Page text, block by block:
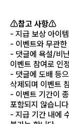
⚠참고 사항⚠
- 지급 보상 아이
- 이벤트와 무관
- 댓글에 욕설/비
이벤트 참여로 인
- 댓글에 도배 등
삭제되며 이벤트
- 이벤트 기간이
포함되지 않습니
- 지급 기간 내에